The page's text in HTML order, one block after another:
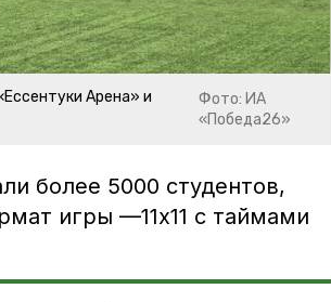
Арена» и
Фото: ИА
«Победа26»
более 5000 студентов,
игры —11x11 с таймами